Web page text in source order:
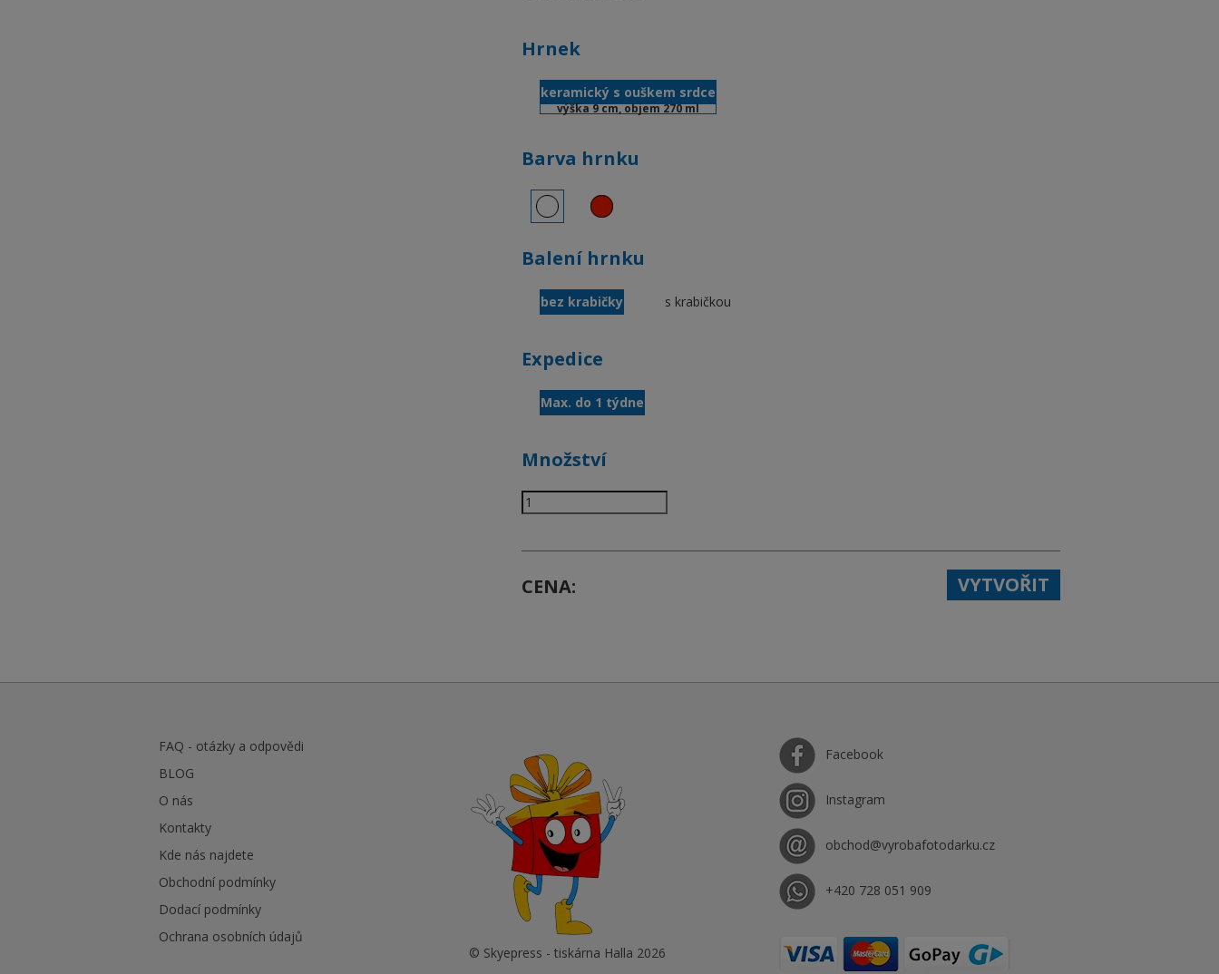
Hrnek
keramický s ouškem srdce
výška 9 cm, objem 270 ml
Barva hrnku
Balení hrnku
bez krabičky s krabičkou
Expedice
Max. do 1 týdne
Množství
CENA VYTVOŘIT
FAQ - otázky a odpovědi
BLOG
O nás
Kontakty
Kde nás najdete
Obchodní podmínky
Dodací podmínky
Ochrana osobních údajů
© Skyepress - tiskárna Halla 2026
Facebook
Instagram
obchod@vyrobafotodarku.cz
+420 728 051 909